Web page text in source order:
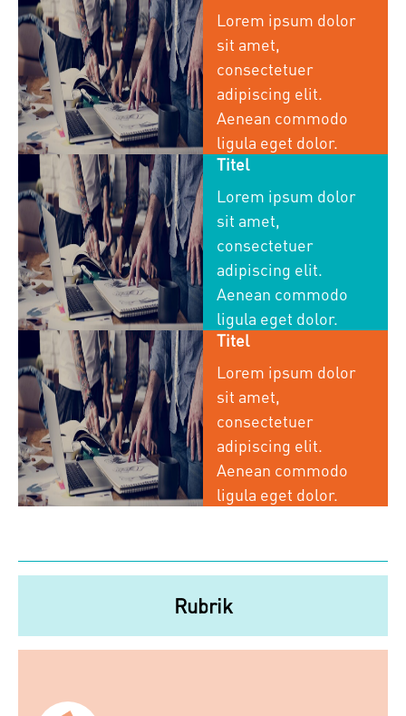
Lorem ipsum dolor
sit amet,
consectetuer
adipiscing elit.
Aenean commodo
ligula eget dolor.
Titel
Lorem ipsum dolor
sit amet,
consectetuer
adipiscing elit.
Aenean commodo
ligula eget dolor.
Titel
Lorem ipsum dolor
sit amet,
consectetuer
adipiscing elit.
Aenean commodo
ligula eget dolor.
Rubrik
Glömt lösenordet ?